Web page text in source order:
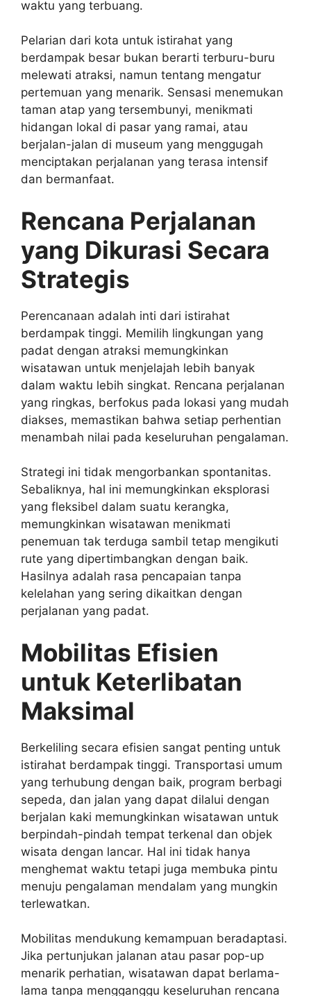
waktu yang terbuang.
Pelarian dari kota untuk istirahat yang
berdampak besar bukan berarti terburu-buru
melewati atraksi, namun tentang mengatur
pertemuan yang menarik. Sensasi menemukan
taman atap yang tersembunyi, menikmati
hidangan lokal di pasar yang ramai, atau
berjalan-jalan di museum yang menggugah
menciptakan perjalanan yang terasa intensif
dan bermanfaat.
Rencana Perjalanan
yang Dikurasi Secara
Strategis
Perencanaan adalah inti dari istirahat
berdampak tinggi. Memilih lingkungan yang
padat dengan atraksi memungkinkan
wisatawan untuk menjelajah lebih banyak
dalam waktu lebih singkat. Rencana perjalanan
yang ringkas, berfokus pada lokasi yang mudah
diakses, memastikan bahwa setiap perhentian
menambah nilai pada keseluruhan pengalaman.
Strategi ini tidak mengorbankan spontanitas.
Sebaliknya, hal ini memungkinkan eksplorasi
yang fleksibel dalam suatu kerangka,
memungkinkan wisatawan menikmati
penemuan tak terduga sambil tetap mengikuti
rute yang dipertimbangkan dengan baik.
Hasilnya adalah rasa pencapaian tanpa
kelelahan yang sering dikaitkan dengan
perjalanan yang padat.
Mobilitas Efisien
untuk Keterlibatan
Maksimal
Berkeliling secara efisien sangat penting untuk
istirahat berdampak tinggi. Transportasi umum
yang terhubung dengan baik, program berbagi
sepeda, dan jalan yang dapat dilalui dengan
berjalan kaki memungkinkan wisatawan untuk
berpindah-pindah tempat terkenal dan objek
wisata dengan lancar. Hal ini tidak hanya
menghemat waktu tetapi juga membuka pintu
menuju pengalaman mendalam yang mungkin
terlewatkan.
Mobilitas mendukung kemampuan beradaptasi.
Jika pertunjukan jalanan atau pasar pop-up
menarik perhatian, wisatawan dapat berlama-
lama tanpa mengganggu keseluruhan rencana